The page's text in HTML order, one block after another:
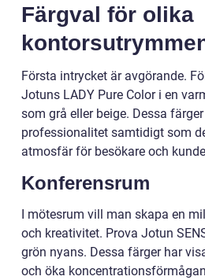
Färgval för olika
Första intrycket är avgörande.
Jotuns LADY Pure Color i en
som grå eller beige. Dessa
professionalitet samtidigt som
atmosfär för besökare och
Konferensrum
I mötesrum vill man skapa en
och kreativitet. Prova Jotun
grön nyans. Dessa färger har
och öka